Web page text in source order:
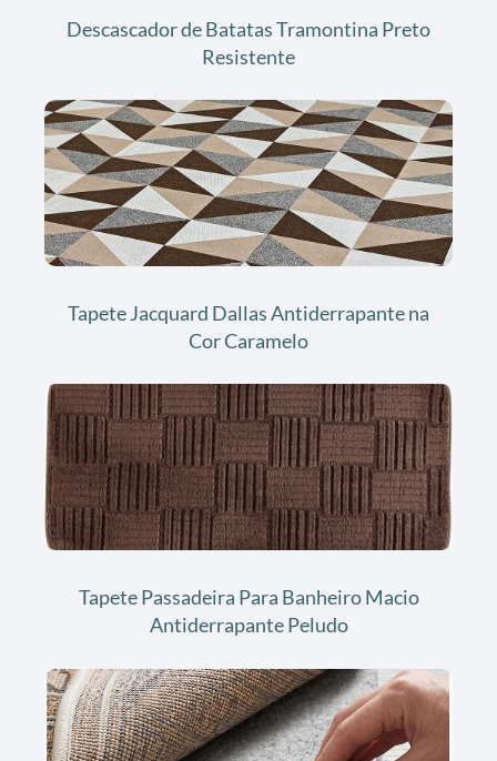
Descascador de Batatas Tramontina Preto
Resistente
Tapete Jacquard Dallas Antiderrapante na
Cor Caramelo
Tapete Passadeira Para Banheiro Macio
Antiderrapante Peludo